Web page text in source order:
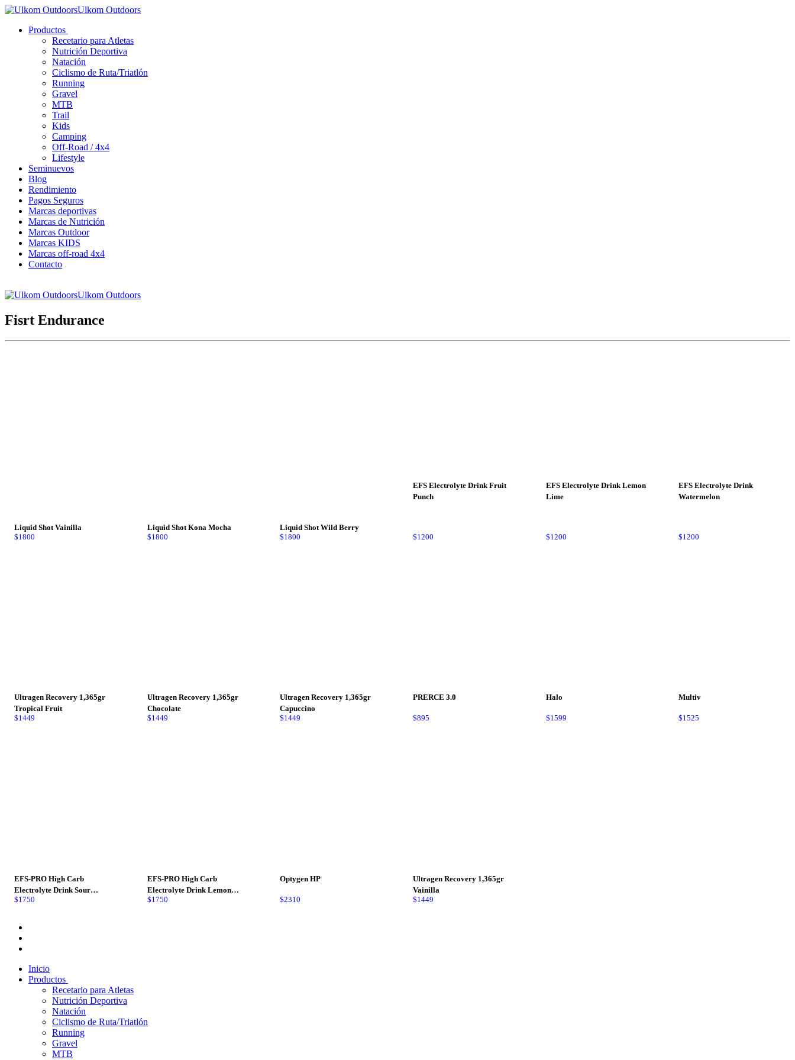
Ulkom Outdoors
Productos
Recetario para Atletas
Nutrición Deportiva
Natación
Ciclismo de Ruta/Triatlón
Running
Gravel
MTB
Trail
Kids
Camping
Off-Road / 4x4
Lifestyle
Seminuevos
Blog
Rendimiento
Pagos Seguros
Marcas deportivas
Marcas de Nutrición
Marcas Outdoor
Marcas KIDS
Marcas off-road 4x4
Contacto
Ulkom Outdoors
Fisrt Endurance
Liquid Shot Vainilla
$1800
Liquid Shot Kona Mocha
$1800
Liquid Shot Wild Berry
$1800
EFS Electrolyte Drink Fruit
Punch
$1200
EFS Electrolyte Drink Lemon
Lime
$1200
EFS Electrolyte Drink
Watermelon
$1200
Ultragen Recovery 1,365gr
Tropical Fruit
$1449
Ultragen Recovery 1,365gr
Chocolate
$1449
Ultragen Recovery 1,365gr
Capuccino
$1449
PRERCE 3.0
$895
Halo
$1599
Multiv
$1525
EFS-PRO High Carb
Electrolyte Drink Sour
Watermelon
$1750
EFS-PRO High Carb
Electrolyte Drink Lemon
Water
$1750
Optygen HP
$2310
Ultragen Recovery 1,365gr
Vainilla
$1449
Inicio
Productos
Recetario para Atletas
Nutrición Deportiva
Natación
Ciclismo de Ruta/Triatlón
Running
Gravel
MTB